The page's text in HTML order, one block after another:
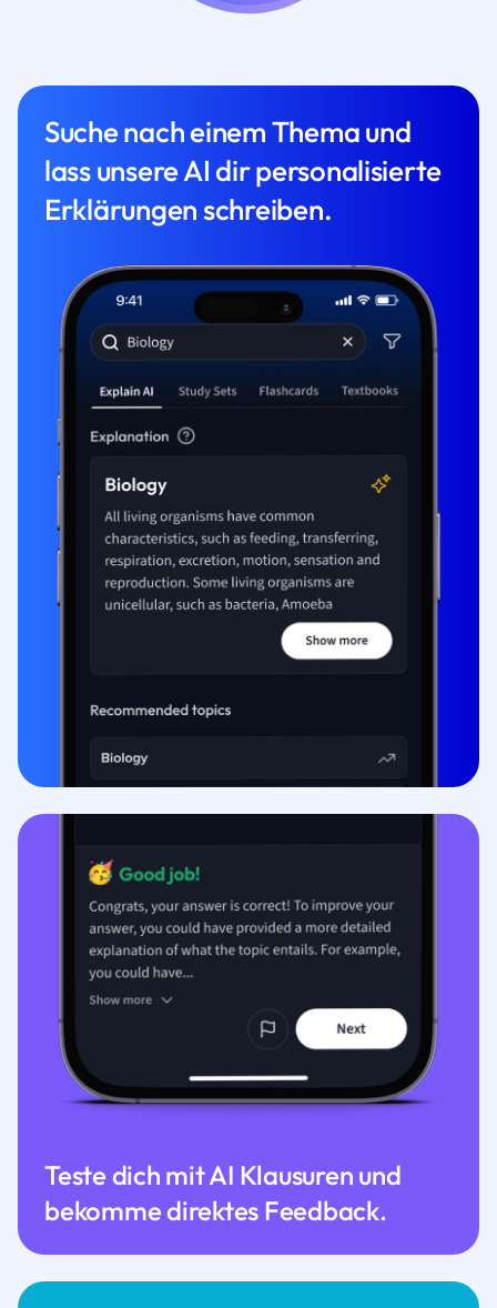
Suche nach einem Thema und
lass unsere AI dir personalisierte
Erklärungen schreiben.
Teste dich mit AI Klausuren und
bekomme direktes Feedback.